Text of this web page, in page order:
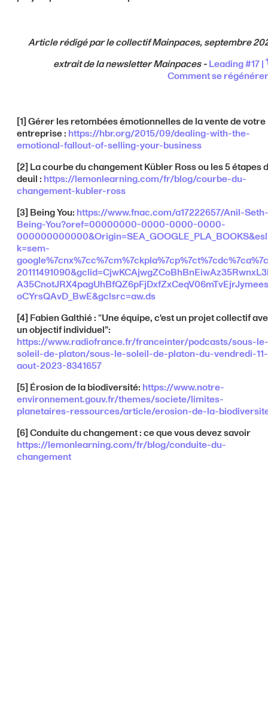
Article rédigé par le collectif Mainpaces, septembre
extrait de la newsletter Mainpaces -Leading #17 |
Comment se
[1] Gérer les retombées émotionnelles de la vente de votre
entreprise : https://hbr.org/2015/09/dealing-with-the-
emotional-fallout-of-selling-your-business
[2] La courbe du changement Kübler Ross ou les 5 étapes
deuil : https://lemonlearning.com/fr/blog/courbe-du-
changement-kubler-ross
[3] Being You: https://www.fnac.com/a17222657/Anil-Seth-
Being-You?oref=00000000-0000-0000-0000-
k=sem-
oCYrsQAvD_BwE&gclsrc=aw.ds
[4] Fabien Galthié : “Une équipe, c'est un projet collectif
un objectif individuel”:
https://www.radiofrance.fr/franceinter/podcasts/sous-le-
soleil-de-platon/sous-le-soleil-de-platon-du-vendredi-11-
aout-2023-8341657
[5] Érosion de la biodiversité: https://www.notre-
environnement.gouv.fr/themes/societe/limites-
planetaires-ressources/article/erosion-de-la-
[6] Conduite du changement : ce que vous devez savoir
https://lemonlearning.com/fr/blog/conduite-du-
changement